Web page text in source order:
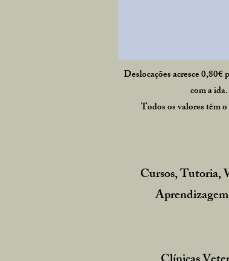
Deslocações acresce 0,80€
com a ida.
Todos os valores têm
Cursos, Tutoria,